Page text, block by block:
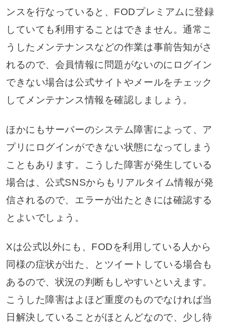
ンスを行なっていると、FODプレミアムに登録
していても利用することはできません。通常こ
うしたメンテナンスなどの作業は事前告知がさ
れるので、会員情報に問題がないのにログイン
できない場合は公式サイトやメールをチェック
してメンテナンス情報を確認しましょう。
ほかにもサーバーのシステム障害によって、ア
プリにログインができない状態になってしまう
こともあります。こうした障害が発生している
場合は、公式SNSからもリアルタイム情報が発
信されるので、エラーが出たときには確認する
とよいでしょう。
Xは公式以外にも、FODを利用している人から
同様の症状が出た、とツイートしている場合も
あるので、状況の判断もしやすいといえます。
こうした障害はよほど重度のものでなければ当
日解決していることがほとんどなので、少し待